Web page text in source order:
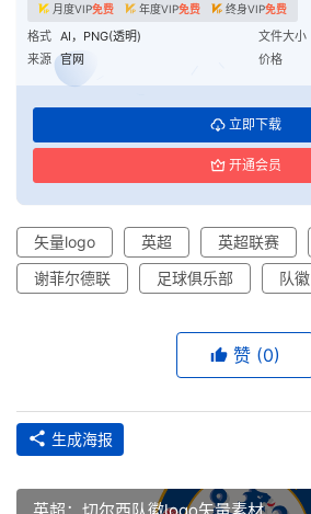
月度VIP免费 年度VIP免费 终身VIP免费
格式 AI，PNG(透明) 文件大小
来源 官网 价格
立即下载
开通会员
矢量logo 英超 英超联赛
谢菲尔德联
足球俱乐部 队徽
赞 (0)
生成海报